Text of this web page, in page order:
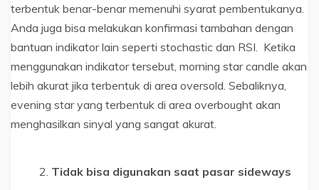
terbentuk benar-benar memenuhi syarat pembentukanya.
Anda juga bisa melakukan konfirmasi tambahan dengan
bantuan indikator lain seperti stochastic dan RSI. Ketika
menggunakan indikator tersebut, morning star candle akan
lebih akurat jika terbentuk di area oversold. Sebaliknya,
evening star yang terbentuk di area overbought akan
menghasilkan sinyal yang sangat akurat.
Tidak bisa digunakan saat pasar sideways